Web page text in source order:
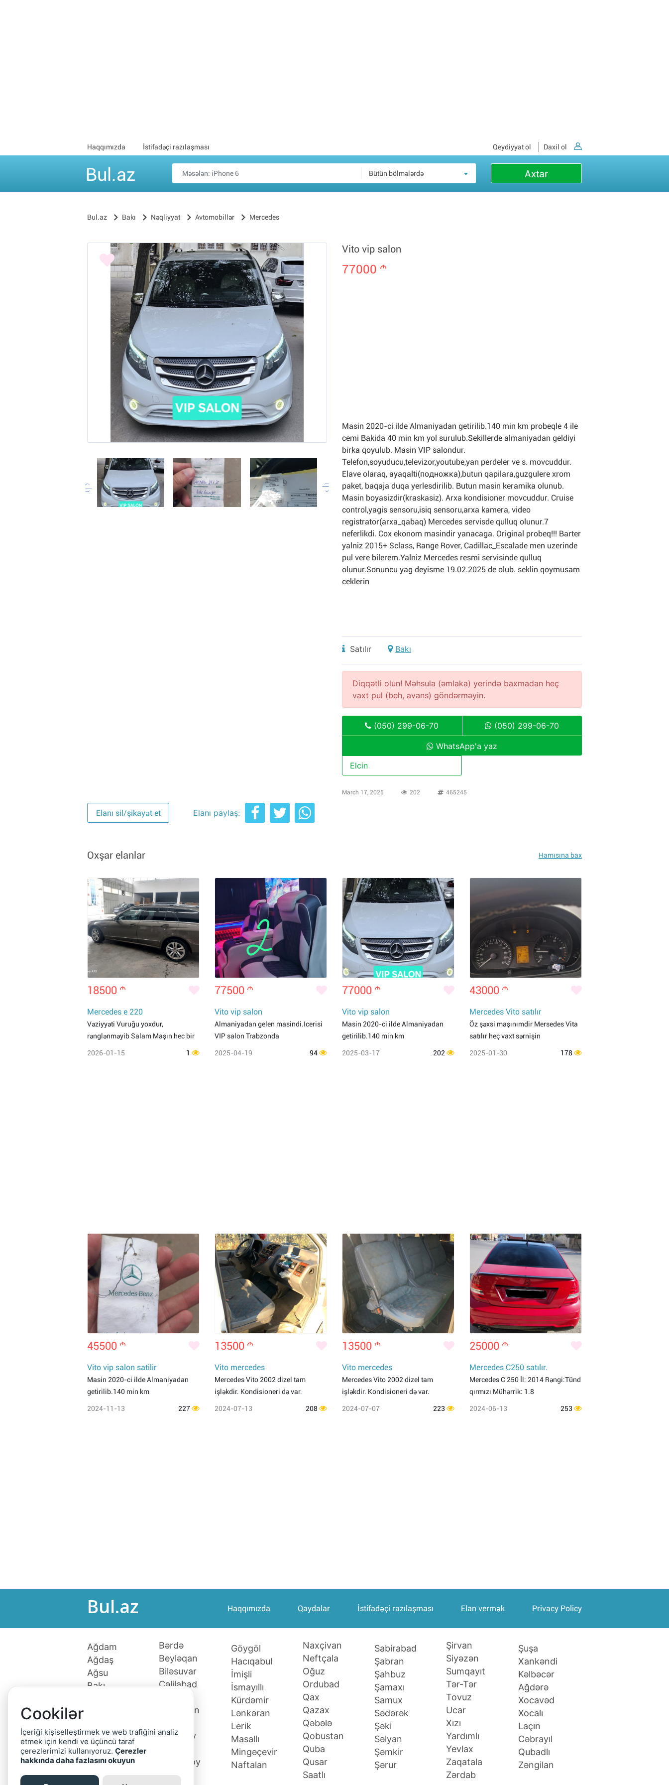
Haqqımızda İstifadəçi razılaşması Qeydiyyat ol Daxil ol
Bul.az Bütün bölmələrdə Axtar
Bul.az Bakı Nəqliyyat Avtomobillər Mercedes
Vito vip salon
77000 m
Masin 2020-ci ilde Almaniyadan getirilib.140 min km probeqle 4 ile
cemi Bakida 40 min km yol surulub.Sekillerde almaniyadan geldiyi
birka qoyulub. Masin VIP salondur.
Telefon,soyuducu,televizor,youtube,yan perdeler ve s. movcuddur.
Elave olaraq, ayaqalti(подножка),butun qapilara,guzgulere xrom
paket, baqaja duqa yerlesdirilib. Butun masin keramika olunub.
Masin boyasizdir(kraskasiz). Arxa kondisioner movcuddur. Cruise
control,yagis sensoru,isiq sensoru,arxa kamera, video
registrator(arxa_qabaq) Mercedes servisde qulluq olunur.7
neferlikdi. Cox ekonom masindir yanacaga. Original probeq!!! Barter
yalniz 2015+ Sclass, Range Rover, Cadillac_Escalade men uzerinde
pul vere bilerem.Yalniz Mercedes resmi servisinde qulluq
olunur.Sonuncu yag deyisme 19.02.2025 de olub. seklin qoymusam
ceklerin
Satılır Bakı
Diqqətli olun! Məhsula (əmlaka) yerində baxmadan heç
vaxt pul (beh, avans) göndərməyin.
(050) 299-06-70 (050) 299-06-70
WhatsApp'a yaz
Elcin
March 17, 2025 202 465245
Elanı sil/şikayət et Elanı paylaş:
Oxşar elanlar Hamısına bax
18500 m
Mercedes e 220
Vəziyyəti Vuruğu yoxdur,
rənglənməyib Salam Maşın hec bir
2026-01-15 1
77500 m
Vito vip salon
Almaniyadan gelen masindi.Icerisi
VIP salon Trabzonda
2025-04-19 94
77000 m
Vito vip salon
Masin 2020-ci ilde Almaniyadan
getirilib.140 min km
2025-03-17 202
43000 m
Mercedes Vito satılır
Öz şəxsi maşınımdir Mersedes Vita
satılır heç vaxt sərnişin
2025-01-30 178
45500 m
Vito vip salon satilir
Masin 2020-ci ilde Almaniyadan
getirilib.140 min km
2024-11-13 227
13500 m
Vito mercedes
Mercedes Vito 2002 dizel tam
işləkdir. Kondisioneri də var.
2024-07-13 208
13500 m
Vito mercedes
Mercedes Vito 2002 dizel tam
işləkdir. Kondisioneri də var.
2024-07-07 223
25000 m
Mercedes C250 satılır.
Mercedes C 250 İl: 2014 Rəngi:Tünd
qırmızı Mühərrik: 1.8
2024-06-13 253
Bul.az Haqqımızda Qaydalar İstifadəçi razılaşması Elan vermək Privacy Policy
Ağdam
Ağdaş
Ağsu
Bakı
Astara
Babək
Balakən
Bərdə
Beyləqan
Biləsuvar
Cəlilabad
Daşkəsən
Gədəbəy
Goranboy
Göygöl
Hacıqabul
İmişli
İsmayıllı
Kürdəmir
Lənkəran
Lerik
Masallı
Mingəçevir
Naftalan
Naxçivan
Neftçala
Oğuz
Ordubad
Qax
Qazax
Qəbələ
Qobustan
Quba
Qusar
Saatlı
Sabirabad
Şabran
Şahbuz
Şamaxı
Samux
Sədərək
Şəki
Səlyan
Şəmkir
Şərur
Şirvan
Siyəzən
Sumqayıt
Tər-Tər
Tovuz
Ucar
Xızı
Yardımlı
Yevlax
Zaqatala
Zərdab
Şuşa
Xankəndi
Kəlbəcər
Ağdərə
Xocavəd
Xocalı
Laçın
Cəbrayıl
Qubadlı
Zəngilan
Cookilər
İçeriği kişiselleştirmek ve web trafiğini analiz
etmek için kendi ve üçüncü taraf
çerezlerimizi kullanıyoruz. Çerezler
hakkında daha fazlasını okuyun